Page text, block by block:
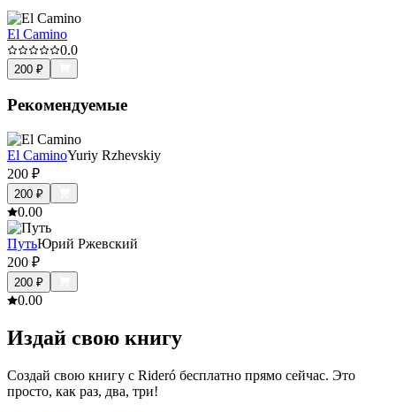
El Camino
0.0
200 ₽
Рекомендуемые
El CaminoYuriy Rzhevskiy
200 ₽
200 ₽
0.00
ПутьЮрий Ржевский
200 ₽
200 ₽
0.00
Издай свою книгу
Создай свою книгу с Rideró бесплатно прямо сейчас. Это
просто, как раз, два, три!